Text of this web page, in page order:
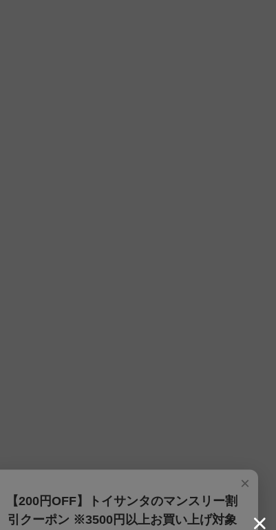
×
【200円OFF】トイサンタのマンスリー割
引クーポン ※3500円以上お買い上げ対象